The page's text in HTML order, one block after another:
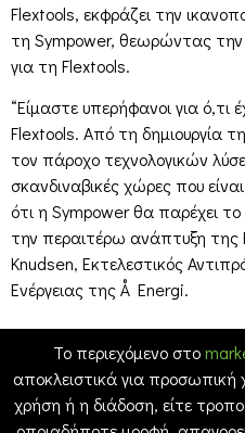
Flextools, εκφράζει την
τη Sympower, θεωρώντας την
για τη Flextools.
“Είμαστε υπερήφανοι για ό,τι
Flextools. Από τη δημιουργία
τον πάροχο τεχνολογικών
σκανδιναβικές χώρες που
ότι η Sympower θα παρέχει
την περαιτέρω ανάπτυξη της
Knudsen, Εκτελεστικός
Ενέργειας της Å Energi.
Το περιεχόμενο στο
αποκλειστικά για
χρήση ή η διάδοση, είτε